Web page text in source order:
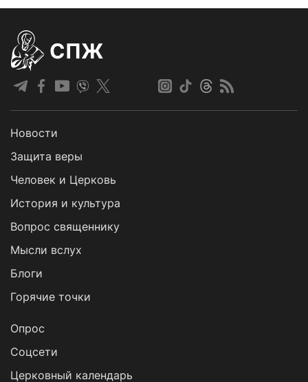
СПЖ
Новости
Защита веры
Человек и Церковь
История и культура
Вопрос священнику
Мысли вслух
Блоги
Горячие точки
Опрос
Cоцсети
Церковный календарь